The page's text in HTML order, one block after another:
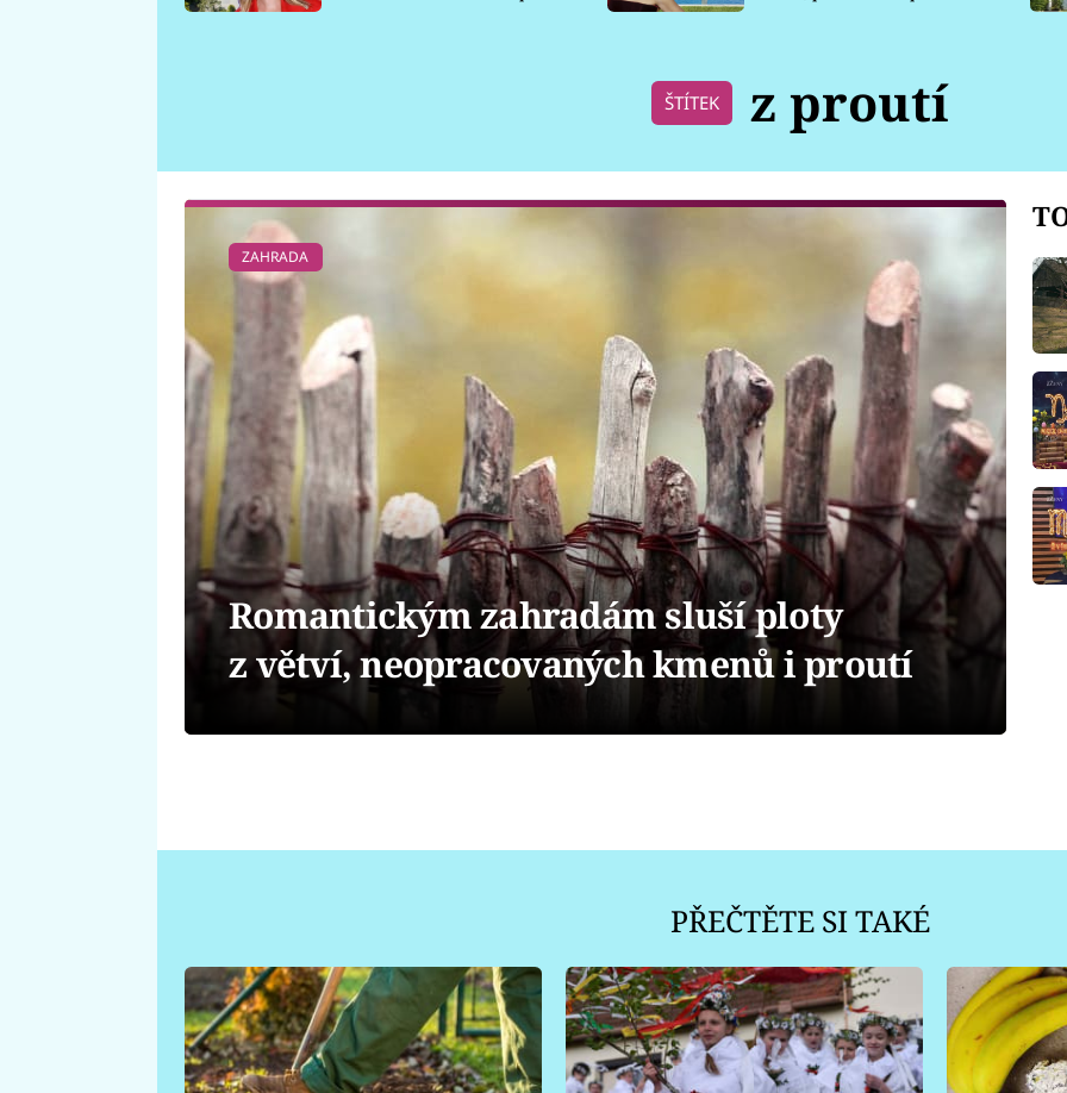
ŠTÍTEK z proutí
ZAHRADA
Romantickým zahradám sluší ploty
z větví, neopracovaných kmenů i proutí
PŘEČTĚTE SI TAKÉ